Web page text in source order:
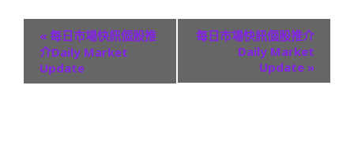
« 每日市場快訊個股推
介Daily Market
Update
每日市場快訊個股推介
Daily Market
Update »